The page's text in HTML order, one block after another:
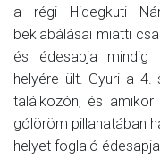
a régi Hidegkuti
bekiabálásai miatti
és édesapja
helyére ült. Gyuri a
találkozón, és
gólöröm pillanatában
helyet foglaló